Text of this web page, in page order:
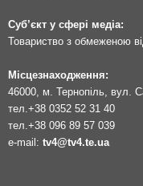
Суб’єкт у сфері медіа:
Товариство з обмеженою
Місцезнаходження:
46000, м. Тернопіль, вул.
тел. +38 0352 52 31 40
тел. +38 096 89 57 039
e-mail: tv4@tv4.te.ua